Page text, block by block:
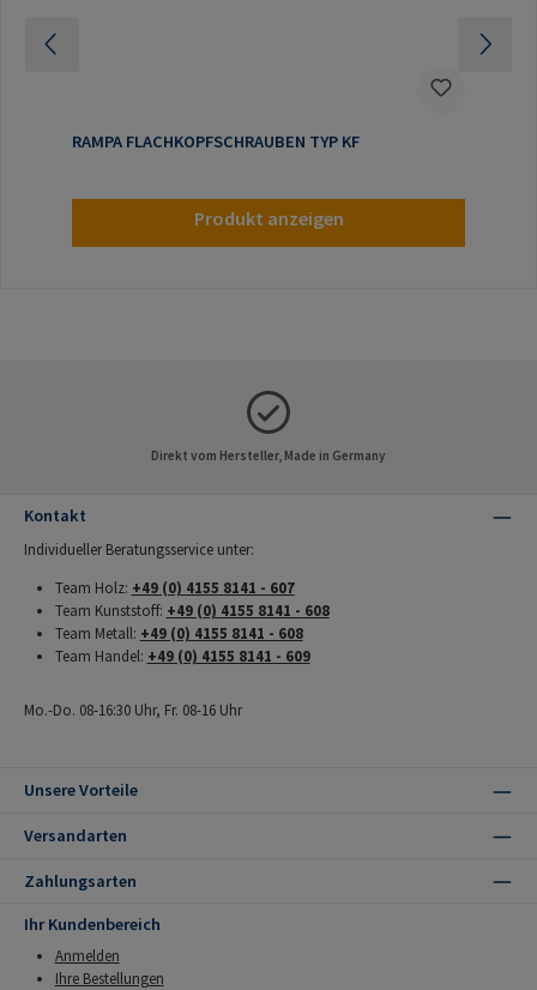
RAMPA FLACHKOPFSCHRAUBEN TYP KF
Produkt anzeigen
Direkt vom Hersteller, Made in Germany
Kontakt
Individueller Beratungsservice unter:
Team Holz: +49 (0) 4155 8141 - 607
Team Kunststoff: +49 (0) 4155 8141 - 608
Team Metall: +49 (0) 4155 8141 - 608
Team Handel: +49 (0) 4155 8141 - 609
Mo.-Do. 08-16:30 Uhr, Fr. 08-16 Uhr
Unsere Vorteile
Versandarten
Zahlungsarten
Ihr Kundenbereich
Anmelden
Ihre Bestellungen